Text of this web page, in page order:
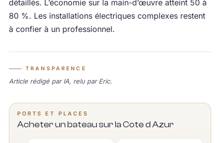
détaillés. L’économie sur la main-d’œuvre atteint 50 à
80 %. Les installations électriques complexes restent
à confier à un professionnel.
TRANSPARENCE
Article rédigé par IA, relu par Eric.
PORTS ET PLACES
Acheter un bateau sur la Cote d Azur